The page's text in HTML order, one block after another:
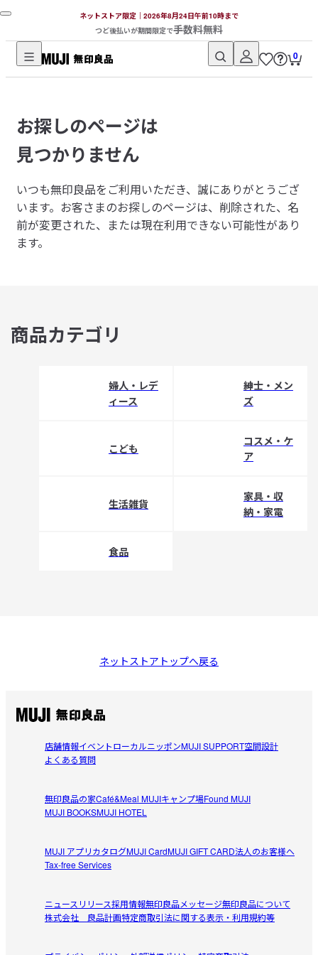
ネットストア限定｜2026年8月24日午前10時まで
つど後払いが期間限定で手数料無料
無
品
ネ
ッ
ト
ス
ト
ア
0
お探しのページは
見つかりません
いつも無印良品をご利用いただき、誠にありがとうござ
います。 お客さまのお探しのページは、削除された、名
前が変更された、または現在利用できない可能性があり
ます。
商品カテゴリ
婦人・レデ
ィース
紳士・メン
ズ
こども
コスメ・ケ
ア
生活雑貨
家具・収
納・家電
食品
ネットストアトップへ戻る
店舗情報イベントローカルニッポンMUJI SUPPORT空間設計
よくある質問
無印良品の家Café&Meal MUJIキャンプ場Found MUJI
MUJI BOOKSMUJI HOTEL
MUJI アプリカタログMUJI CardMUJI GIFT CARD法人のお客様へ
Tax-free Services
ニュースリリース採用情報無印良品メッセージ無印良品について
株式会社 良品計画特定商取引法に関する表示・利用規約等